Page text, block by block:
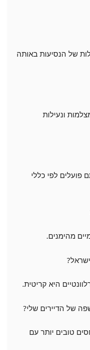
של הנסיעות באותה
ונעילות
פועלים לפי כללי
מהימנים.
היא קריטית.
טובים יותר עם